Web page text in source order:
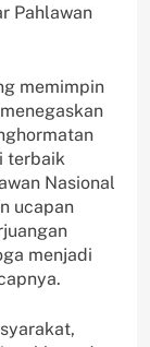
Pahlawan
memimpin
terbaik
Nasional
ucapan
menjadi